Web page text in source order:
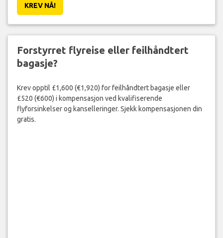
KREV NÅ!
Forstyrret flyreise eller feilhåndtert
bagasje?
Krev opptil £1,600 (€1,920) for feilhåndtert bagasje eller
£520 (€600) i kompensasjon ved kvalifiserende
flyforsinkelser og kanselleringer. Sjekk kompensasjonen din
gratis.